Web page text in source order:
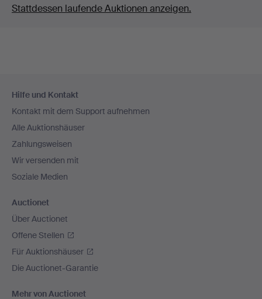
Stattdessen laufende Auktionen anzeigen.
Navigation
Hilfe und Kontakt
Kontakt mit dem Support aufnehmen
Alle Auktionshäuser
Zahlungsweisen
Wir versenden mit
Soziale Medien
Auctionet
Über Auctionet
Offene Stellen
Für Auktionshäuser
Die Auctionet-Garantie
Mehr von Auctionet